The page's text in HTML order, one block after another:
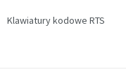
Klawiatury kodowe RTS